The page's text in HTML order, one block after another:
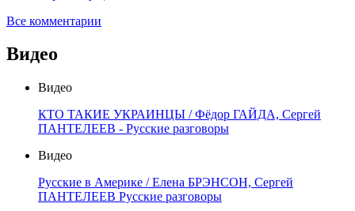
Все комментарии
Видео
Видео
КТО ТАКИЕ УКРАИНЦЫ / Фёдор ГАЙДА, Сергей
ПАНТЕЛЕЕВ - Русские разговоры
Видео
Русские в Америке / Елена БРЭНСОН, Сергей
ПАНТЕЛЕЕВ Русские разговоры